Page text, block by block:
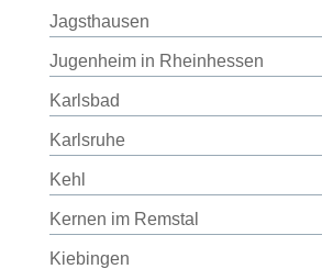
Jagsthausen
Jugenheim in Rheinhessen
Karlsbad
Karlsruhe
Kehl
Kernen im Remstal
Kiebingen